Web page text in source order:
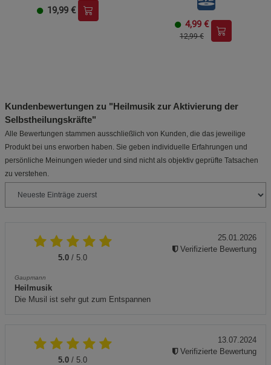
19,99 €
4,99 €
12,99 €
Kundenbewertungen zu "Heilmusik zur Aktivierung der
Selbstheilungskräfte"
Alle Bewertungen stammen ausschließlich von Kunden, die das jeweilige
Produkt bei uns erworben haben. Sie geben individuelle Erfahrungen und
persönliche Meinungen wieder und sind nicht als objektiv geprüfte Tatsachen
zu verstehen.
5.0 / 5.0
Gaupmann
Heilmusik
Die Musil ist sehr gut zum Entspannen
25.01.2026
Verifizierte Bewertung
5.0 / 5.0
13.07.2024
Verifizierte Bewertung